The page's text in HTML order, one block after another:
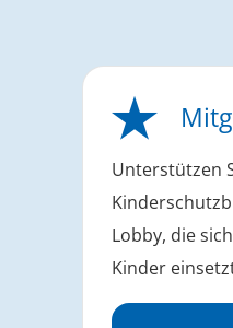
Unterstützen
Lobby, die
Kinder